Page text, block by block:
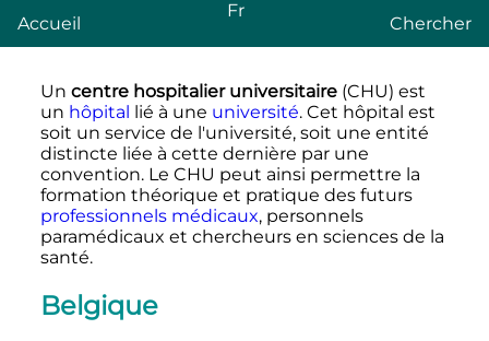
Accueil
Fr
Chercher
Un centre hospitalier universitaire(CHU) est
un hôpital lié à une université. Cet hôpital est
soit un service de l'université, soit une entité
distincte liée à cette dernière par une
convention. Le CHU peut ainsi permettre la
formation théorique et pratique des futurs
professionnels médicaux, personnels
paramédicaux et chercheurs en sciences de la
santé.
Belgique